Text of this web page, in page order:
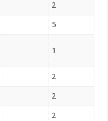
2
5
1
2
2
2